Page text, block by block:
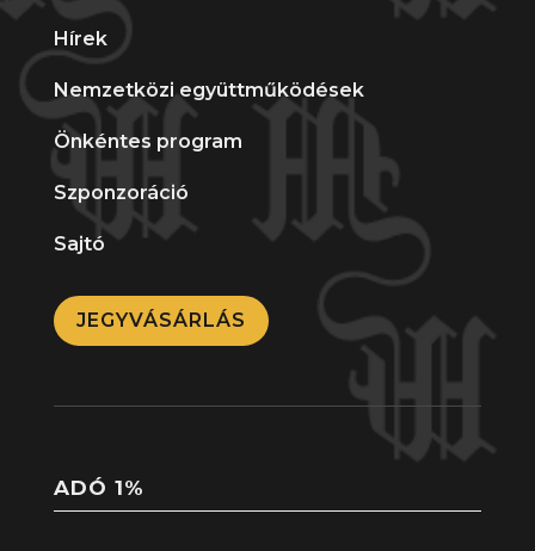
Hírek
Nemzetközi együttműködések
Önkéntes program
Szponzoráció
Sajtó
JEGYVÁSÁRLÁS
ADÓ 1%